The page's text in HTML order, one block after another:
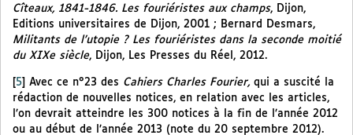
Cîteaux, 1841-1846. Les fouriéristes aux champs, Dijon,
Editions universitaires de Dijon, 2001 ; Bernard Desmars,
Militants de l’utopie ? Les fouriéristes dans la seconde moitié
du XIXe siècle, Dijon, Les Presses du Réel, 2012.
[5] Avec ce n°23 des Cahiers Charles Fourier, qui a suscité la
rédaction de nouvelles notices, en relation avec les articles,
l’on devrait atteindre les 300 notices à la fin de l’année 2012
ou au début de l’année 2013 (note du 20 septembre 2012).